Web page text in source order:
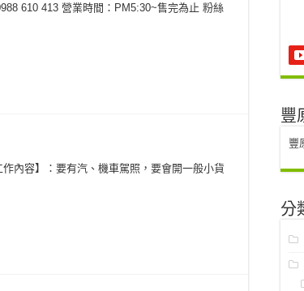
610 413 營業時間：PM5:30~售完為止 粉絲
內容】：要有汽、機車駕照，要會開一般小貨
豐
豐
分